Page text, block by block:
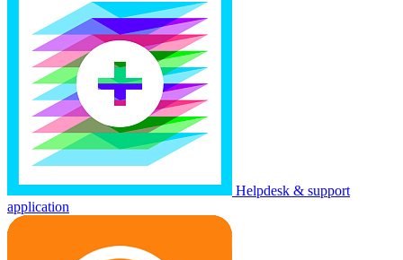
Helpdesk & support
application